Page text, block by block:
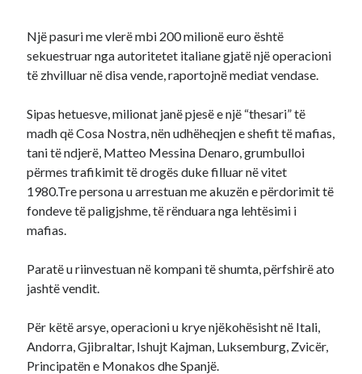
Një pasuri me vlerë mbi 200 milionë euro është
sekuestruar nga autoritetet italiane gjatë një operacioni
të zhvilluar në disa vende, raportojnë mediat vendase.
Sipas hetuesve, milionat janë pjesë e një “thesari” të
madh që Cosa Nostra, nën udhëheqjen e shefit të mafias,
tani të ndjerë, Matteo Messina Denaro, grumbulloi
përmes trafikimit të drogës duke filluar në vitet
1980.Tre persona u arrestuan me akuzën e përdorimit të
fondeve të paligjshme, të rënduara nga lehtësimi i
mafias.
Paratë u riinvestuan në kompani të shumta, përfshirë ato
jashtë vendit.
Për këtë arsye, operacioni u krye njëkohësisht në Itali,
Andorra, Gjibraltar, Ishujt Kajman, Luksemburg, Zvicër,
Principatën e Monakos dhe Spanjë.